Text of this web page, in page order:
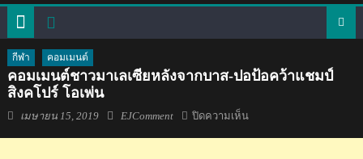
กีฬา คอมเมนต์
คอมเมนต์ชาวมาเลเซียหลังจากบาส-ปอป้อคว้าแชมป์
สิงคโปร์ โอเพ่น
Posted
เมษายน 15, 2019 Author
EJComment ปิดความเห็นบน